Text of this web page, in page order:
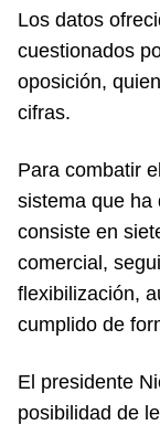
Los datos
cuestionados
oposición,
cifras.
Para combatir
sistema que ha
consiste en
comercial,
flexibilización,
cumplido de
El presidente
posibilidad de